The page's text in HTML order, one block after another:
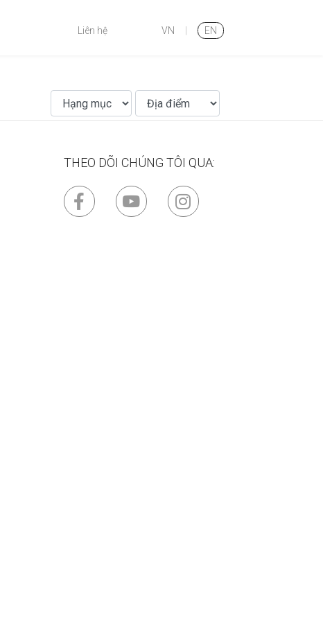
Liên hệ VN EN
THEO DÕI CHÚNG TÔI QUA: